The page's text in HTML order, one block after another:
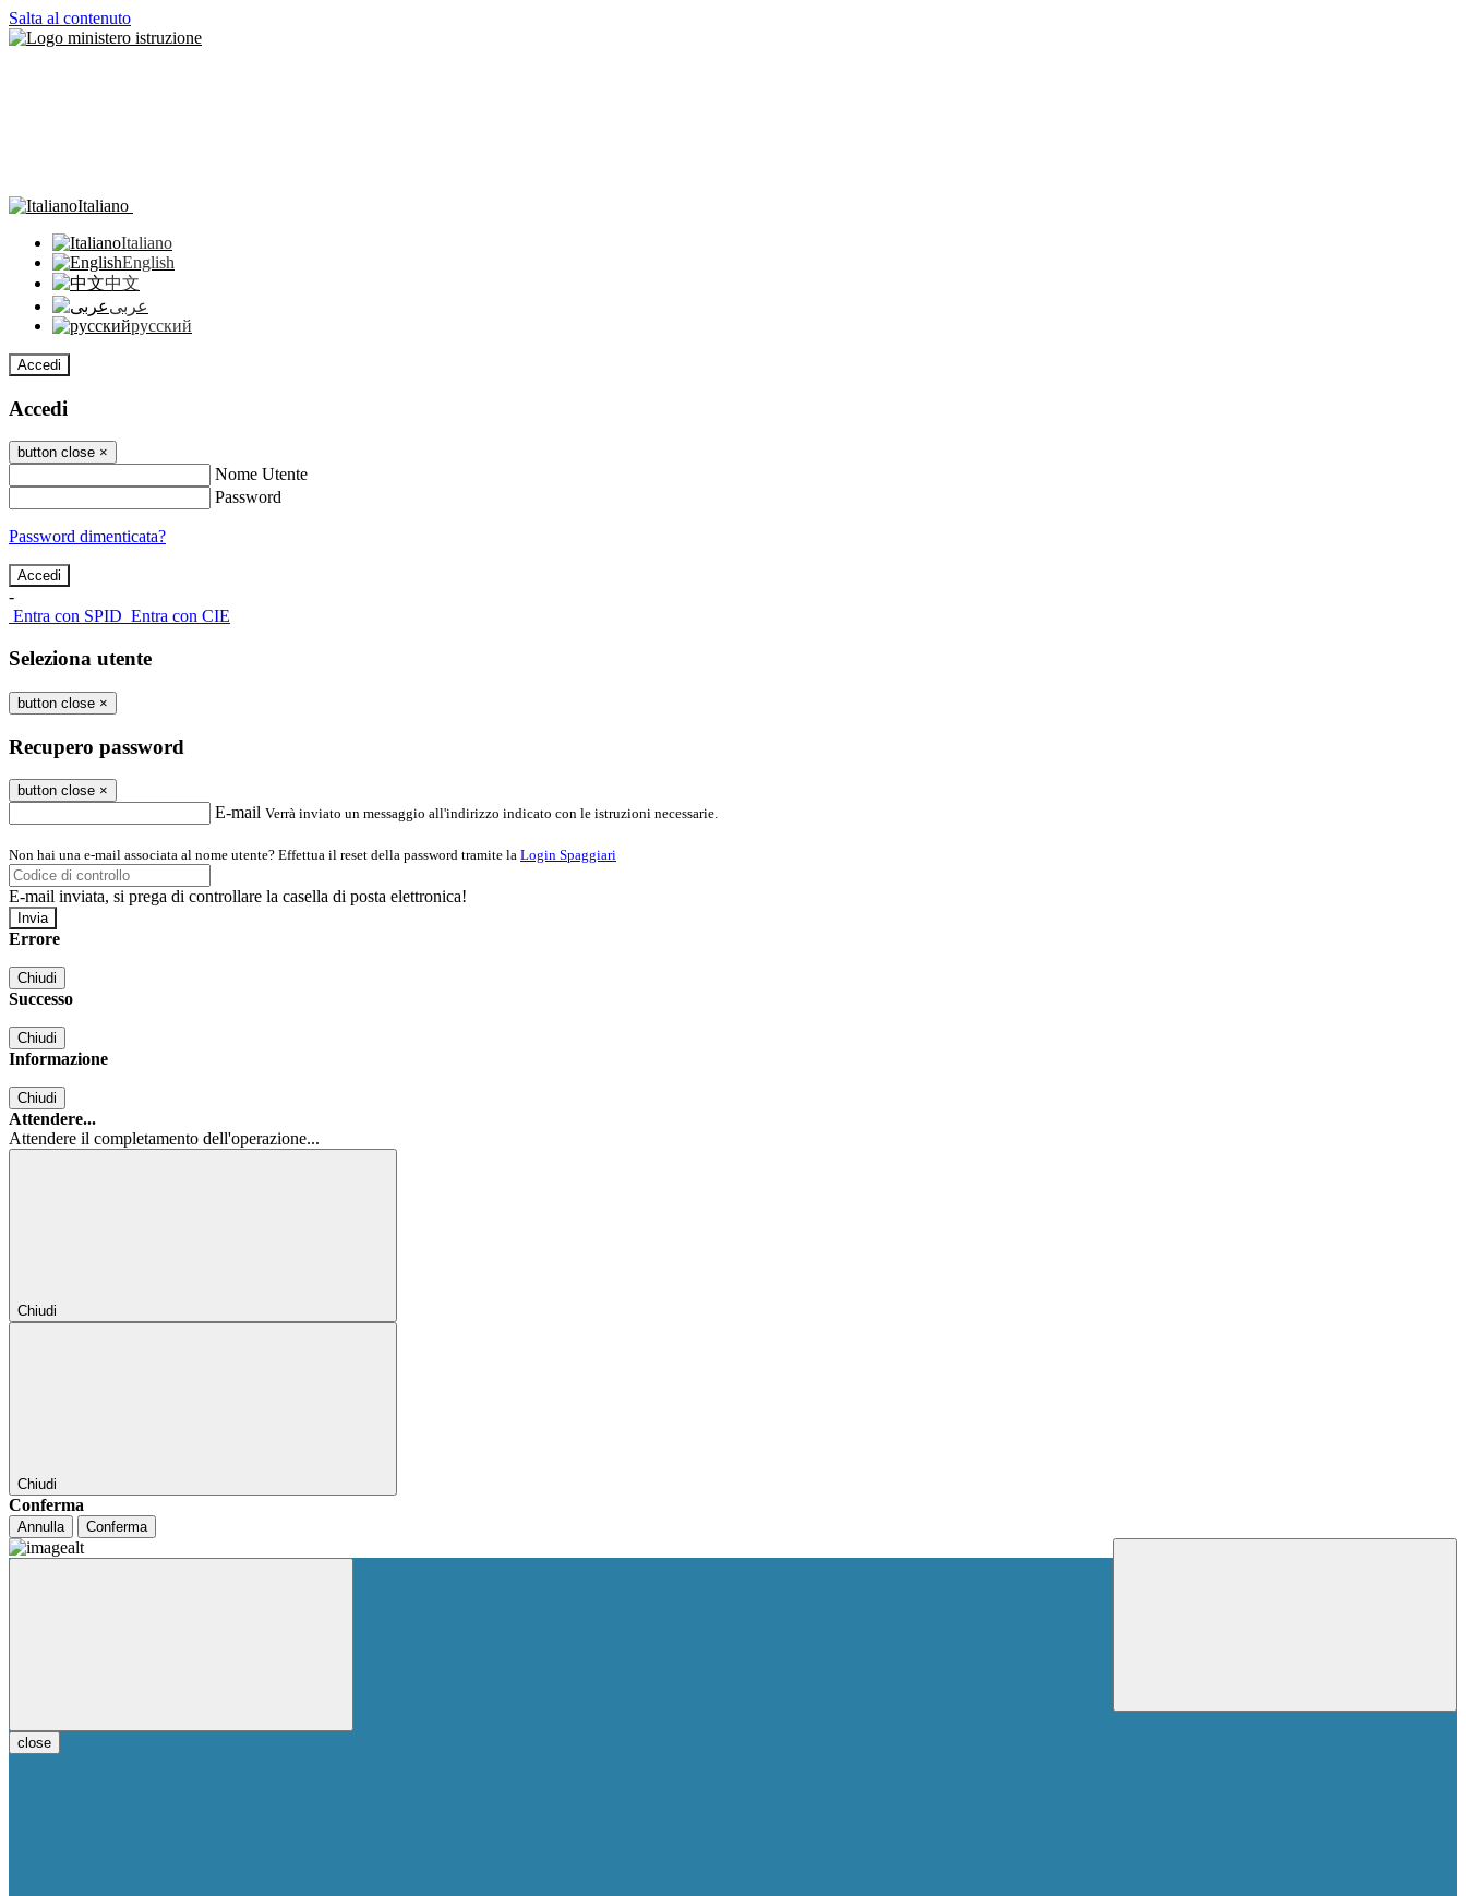
Salta al contenuto
Italiano
Italiano
English
中文
عربى
русский
Accedi
Accedi
button close ×
Nome Utente
Password
Password dimenticata?
-
Entra con SPID Entra con CIE
Seleziona utente
button close ×
Recupero password
button close ×
E-mail Verrà inviato un messaggio all'indirizzo indicato con le istruzioni necessarie.
Non hai una e-mail associata al nome utente? Effettua il reset della password tramite la Login Spaggiari
E-mail inviata, si prega di controllare la casella di posta elettronica!
Errore
Chiudi
Successo
Chiudi
Informazione
Chiudi
Attendere...
Attendere il completamento dell'operazione...
Chiudi
Chiudi
Conferma
Annulla Conferma
close